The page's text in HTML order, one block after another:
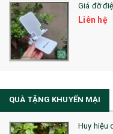
SẢN PHẨM MỚI 2021
Sổ Sạc Đa Năng
La Fonte
Sổ Lò Xo
Giá đỡ
Liên hệ
QUÀ TẶNG KHUYẾN MẠI
Huy hiệu